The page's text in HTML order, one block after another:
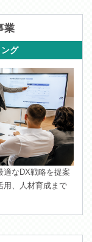
業
グ
適なDX戦略を提案
用、人材育成まで